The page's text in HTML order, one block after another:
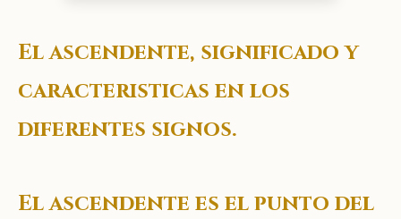
El ascendente, significado y
caracteristicas en los
diferentes signos.
El ascendente es el punto del